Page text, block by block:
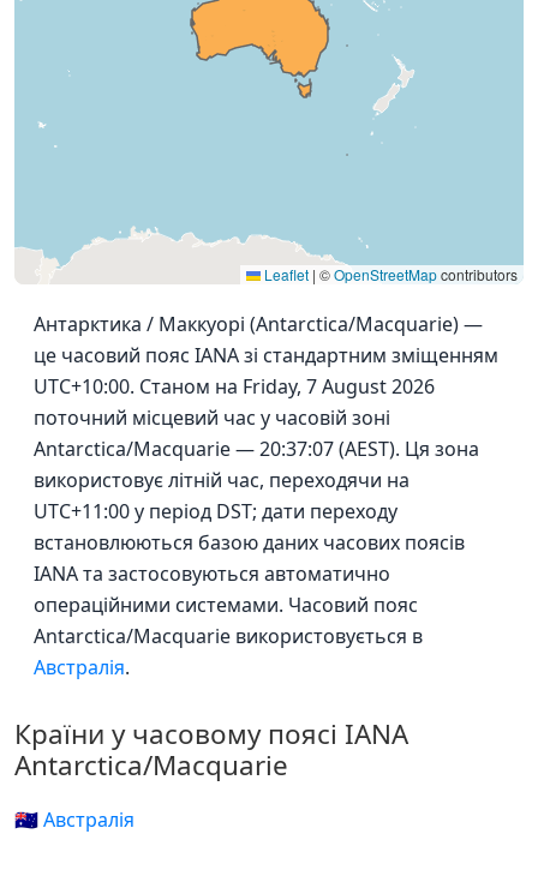
Leaflet | ©OpenStreetMapcontributors
Антарктика / Маккуорі (Antarctica/Macquarie) —
це часовий пояс IANA зі стандартним зміщенням
UTC+10:00. Станом на Friday, 7 August 2026
поточний місцевий час у часовій зоні
Antarctica/Macquarie — 20:37:07 (AEST). Ця зона
використовує літній час, переходячи на
UTC+11:00 у період DST; дати переходу
встановлюються базою даних часових поясів
IANA та застосовуються автоматично
операційними системами. Часовий пояс
Antarctica/Macquarie використовується в
Австралія.
Країни у часовому поясі IANA
Antarctica/Macquarie
🇦🇺 Австралія